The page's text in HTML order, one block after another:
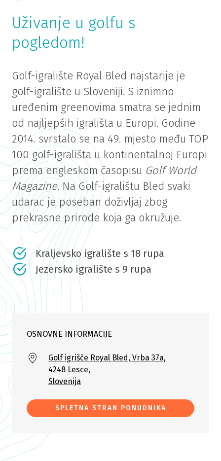
Uživanje u golfu s
pogledom!
Golf-igralište Royal Bled najstarije je
golf-igralište u Sloveniji. S iznimno
uređenim greenovima smatra se jednim
od najljepših igrališta u Europi. Godine
2014. svrstalo se na 49. mjesto među TOP
100 golf-igrališta u kontinentalnoj Europi
prema engleskom časopisu Golf World
Magazine. Na Golf-igralištu Bled svaki
udarac je poseban doživljaj zbog
prekrasne prirode koja ga okružuje.
Kraljevsko igralište s 18 rupa
Jezersko igralište s 9 rupa
OSNOVNE INFORMACIJE
Golf igrišče Royal Bled, Vrba 37a,
4248 Lesce,
Slovenija
SPLETNA STRAN PONUDNIKA